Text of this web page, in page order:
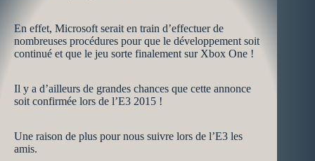
En effet, Microsoft serait en train d’effectuer de
nombreuses procédures pour que le développement soit
continué et que le jeu sorte finalement sur Xbox One !
Il y a d’ailleurs de grandes chances que cette annonce
soit confirmée lors de l’E3 2015 !
Une raison de plus pour nous suivre lors de l’E3 les
amis.